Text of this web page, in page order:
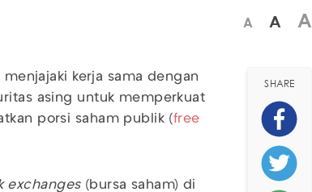
A A A
menjajaki kerja sama dengan
asing untuk memperkuat
porsi saham publik (free
exchanges (bursa saham) di
SHARE